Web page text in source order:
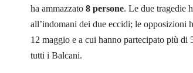
ha ammazzato 8 persone. Le due tragedie
all’indomani dei due eccidi; le opposizioni
12 maggio e a cui hanno partecipato più
tutti i Balcani.